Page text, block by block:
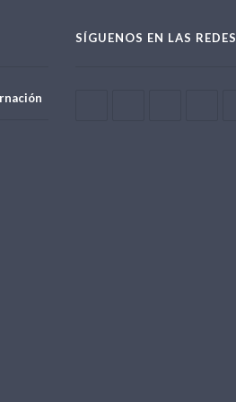
SÍGUENOS EN LAS REDES